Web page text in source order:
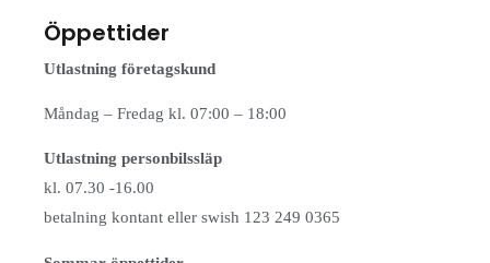
Öppettider
Utlastning företagskund
Måndag – Fredag kl. 07:00 – 18:00
Utlastning personbilssläp
kl. 07.30 -16.00
betalning kontant eller swish 123 249 0365